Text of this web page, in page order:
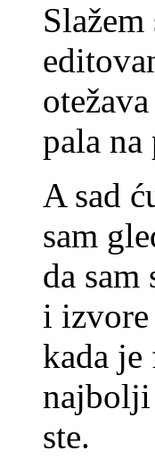
pala
A sad
sam
da
i izvore
kada
najbolji
ste.